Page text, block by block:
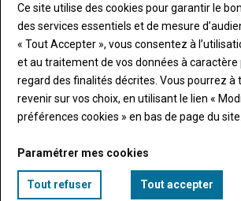
pas faire seules certains projets."Le Préfet
entièrement disponible et au service des
rappelle d'ailleurs que l'Etat, dans un
l'échelon des municipalités."La question,
protège', et comment on le fait avec les
Malgré les ponts du mois de mai, Charles
la plupart des acteurs économiques, élus,
mais aussi chambres consulaires de la
Ce site utilise des cookies pour garantir le
des services essentiels et de mesure
« Tout Accepter », vous consentez à
et au traitement de vos données à caractère
regard des finalités décrites. Vous pourrez
revenir sur vos choix, en utilisant le lien «
préférences cookies » en bas de page du site.
Paramétrer mes cookies
Tout refuser Tout accepter